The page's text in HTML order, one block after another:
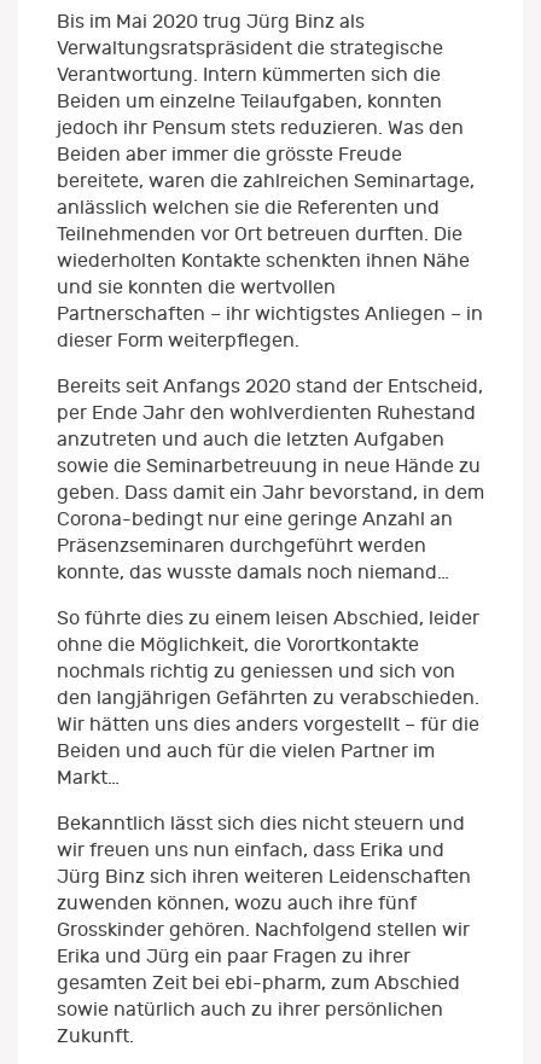
Bis im Mai 2020 trug Jürg Binz als
Verwaltungsratspräsident die strategische
Verantwortung. Intern kümmerten sich die
Beiden um einzelne Teilaufgaben, konnten
jedoch ihr Pensum stets reduzieren. Was den
Beiden aber immer die grösste Freude
bereitete, waren die zahlreichen Seminartage,
anlässlich welchen sie die Referenten und
Teilnehmenden vor Ort betreuen durften. Die
wiederholten Kontakte schenkten ihnen Nähe
und sie konnten die wertvollen
Partnerschaften – ihr wichtigstes Anliegen – in
dieser Form weiterpflegen.
Bereits seit Anfangs 2020 stand der Entscheid,
per Ende Jahr den wohlverdienten Ruhestand
anzutreten und auch die letzten Aufgaben
sowie die Seminarbetreuung in neue Hände zu
geben. Dass damit ein Jahr bevorstand, in dem
Corona-bedingt nur eine geringe Anzahl an
Präsenzseminaren durchgeführt werden
konnte, das wusste damals noch niemand…
So führte dies zu einem leisen Abschied, leider
ohne die Möglichkeit, die Vorortkontakte
nochmals richtig zu geniessen und sich von
den langjährigen Gefährten zu verabschieden.
Wir hätten uns dies anders vorgestellt – für die
Beiden und auch für die vielen Partner im
Markt…
Bekanntlich lässt sich dies nicht steuern und
wir freuen uns nun einfach, dass Erika und
Jürg Binz sich ihren weiteren Leidenschaften
zuwenden können, wozu auch ihre fünf
Grosskinder gehören. Nachfolgend stellen wir
Erika und Jürg ein paar Fragen zu ihrer
gesamten Zeit bei ebi-pharm, zum Abschied
sowie natürlich auch zu ihrer persönlichen
Zukunft.